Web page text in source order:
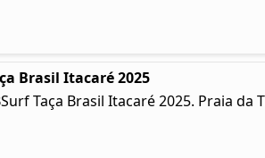
Brasil Itacaré 2025
Taça Brasil Itacaré 2025. Praia da